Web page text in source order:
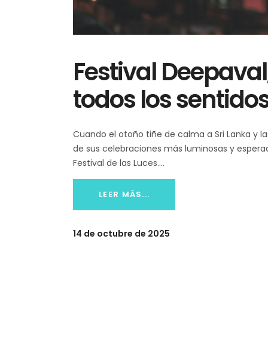
Festival
todos los
Cuando el otoño tiñe de calma a Sri Lanka y
de sus celebraciones más luminosas y
Festival de las Luces.
LEER MÁS...
14 de octubre de 2025